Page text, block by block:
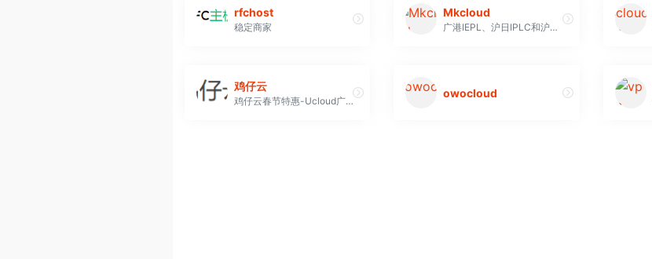
rfchost
稳定商家
Mkcloud
广港IEPL、沪日IPLC和沪美IPLC专线
鸡仔云
鸡仔云春节特惠-Ucloud广港专线，8Mbps独享带宽，￥450/月，广州5线BGP网络接入，香港BGP出口，双端独立IP
owocloud